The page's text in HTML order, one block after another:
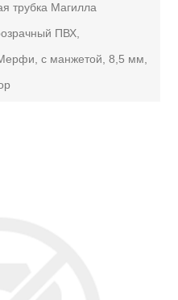
трубка Магилла
ПВХ,
Мерфи, с манжетой, 8,5 мм,